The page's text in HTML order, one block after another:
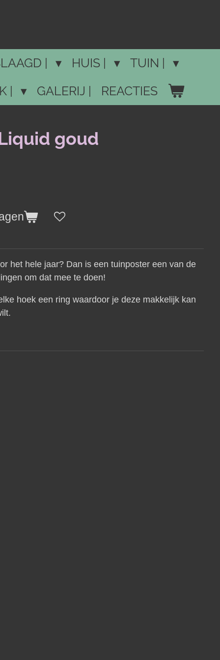
| HUIS |
TUIN |
| GALERIJ | REACTIES
goud
het hele jaar? Dan is een tuinposter een van de
om dat mee te doen!
hoek een ring waardoor je deze makkelijk kan